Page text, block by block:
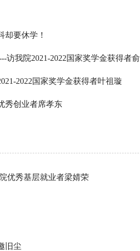
却要休学！
访我院2021-2022国家奖学金获得者
2022国家奖学金获得者叶祖璇
创业者席孝东
优秀基层就业者梁婧荣
旧尘